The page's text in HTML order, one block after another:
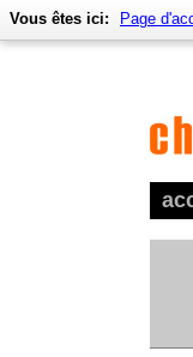
Vous êtes ici: Page